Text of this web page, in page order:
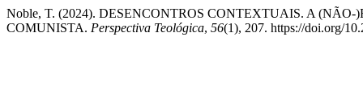
Noble, T. (2024). DESENCONTROS CONTEXTUAIS. A
COMUNISTA. Perspectiva Teológica, 56(1), 207. https://doi.org/